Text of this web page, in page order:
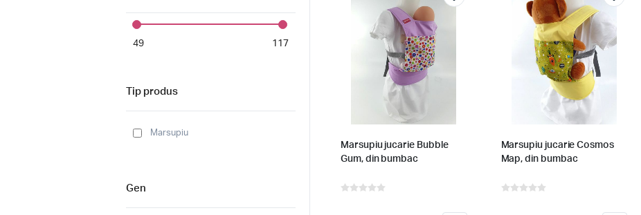
49 117
Tip produs
Marsupiu
Gen
Marsupiu jucarie Bubble
Gum, din bumbac
Marsupiu jucarie Cosmos
Map, din bumbac